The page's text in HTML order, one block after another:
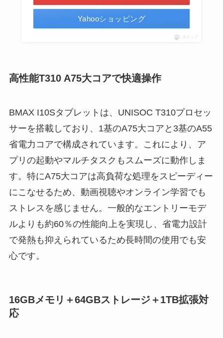
Yahooショッピング
ポチップ
高性能T310 A75大コアで快適操作
BMAX I10Sタブレットは、UNISOC T310プロセッ
サーを搭載しており、1基のA75大コアと3基のA55
省電力コアで構成されています。これにより、ア
プリの起動やマルチタスクもスムーズに動作しま
す。特にA75大コアは高負荷な処理をスピーディー
にこなせるため、動画視聴やオンライン学習でも
ストレスを感じません。一般的なエントリーモデ
ルよりも約60％の性能向上を実現し、省電力設計
で発熱も抑えられているため長時間の使用でも安
心です。
16GBメモリ＋64GBストレージ＋1TB拡張対
応